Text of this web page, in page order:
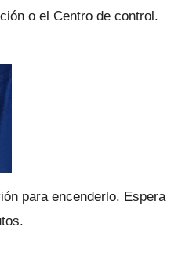
o el Centro de control.
para encenderlo. Espera